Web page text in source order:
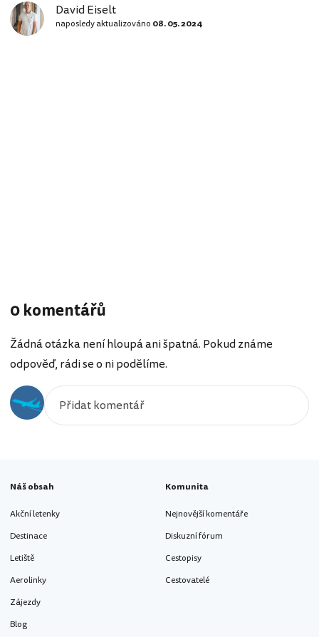
David Eiselt
naposledy aktualizováno 08. 05. 2024
0 komentářů
Žádná otázka není hloupá ani špatná. Pokud známe
odpověď, rádi se o ni podělíme.
Náš obsah
Akční letenky
Destinace
Letiště
Aerolinky
Zájezdy
Blog
Komunita
Nejnovější komentáře
Diskuzní fórum
Cestopisy
Cestovatelé